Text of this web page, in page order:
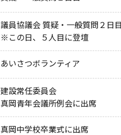
議員協議会 質疑・一般質問２日目
※この日、５人目に登壇
あいさつボランティア
建設常任委員会
真岡青年会議所例会に出席
真岡中学校卒業式に出席